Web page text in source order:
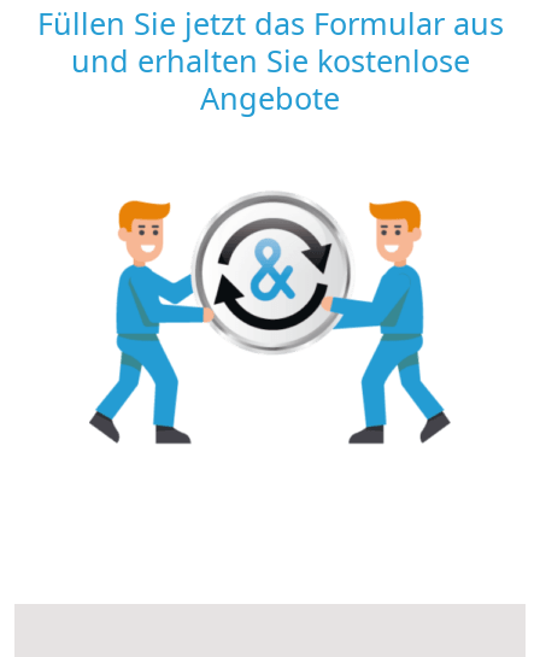
Füllen Sie jetzt das Formular aus
und erhalten Sie kostenlose
Angebote